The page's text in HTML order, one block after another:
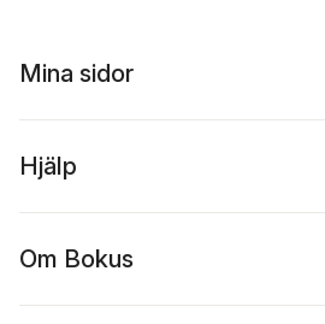
Mina sidor
Hjälp
Om Bokus